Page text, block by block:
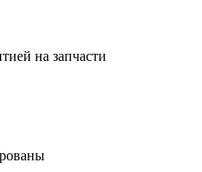
на запчасти